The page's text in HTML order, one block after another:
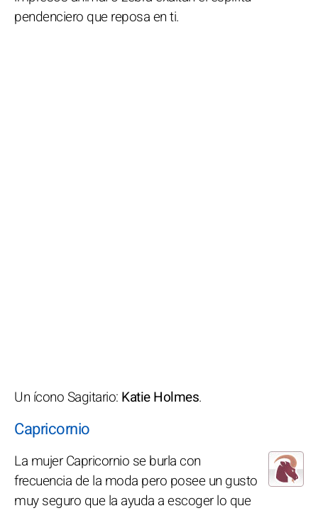
pendenciero que reposa en ti.
Un ícono Sagitario: Katie Holmes.
Capricornio
La mujer Capricornio se burla con
frecuencia de la moda pero posee un gusto
muy seguro que la ayuda a escoger lo que